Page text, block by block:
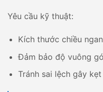
Yêu cầu kỹ thuật:
Kích thước chiều
Đảm bảo độ vuông
Tránh sai lệch gây